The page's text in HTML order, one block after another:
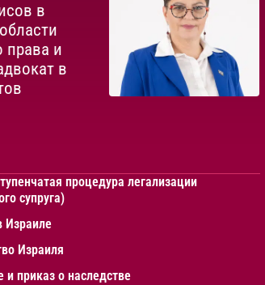
в
права и
в
процедура легализации
супруга)
Израиле
Израиля
приказ о наследстве